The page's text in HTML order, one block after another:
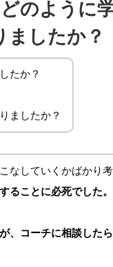
のように
ましたか？
たか？
ましたか？
なしていくかばかり
ることに必死でした。
、コーチに相談した